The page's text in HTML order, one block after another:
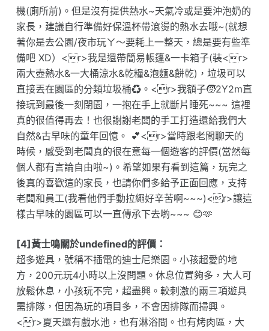
機(廁所前)。但是沒有提供熱水~天氣冷或是要沖泡奶的
家長，建議自行準備好保溫杯帶滾燙的熱水去哦~(就想
著你是去公園/夜市玩ㄚ～要耗上一整天，總是要有些準
備吧 XD）<r>我是還帶簡易帳篷&一卡箱子(裝<r>
兩大壺熱水&一大桶涼水&乾糧&泡麵&餅乾)，垃圾可以
直接丟在園區的分類垃圾桶♻️。<r>我額子🧒2Y2m直
接玩到最後一刻閉園，一抱在手上就斷片睡死~~~ 這裡
真的很值得再去！也很謝謝老闆的手工打造還給我們大
自然&古早味的童年回憶。 💕<r>當時跟老闆聊天的
時候，感受到老闆真的很在意每一個遊客的評價(當然每
個人都有言論自由啦~)。希望如果有看到這篇，玩完之
後真的喜歡這的家長，也請你們多給予正面回應，支持
老闆和員工(我看他們手動拉繩好辛苦啊~~~)<r>讓這
樣古早味的園區可以一直傳承下去喲~~~ 😊🫶
[4]黃士鳴關於undefined的評價：
超多遊具，號稱不插電的迪士尼樂園。小孩超愛的地
方，200元玩4小時以上沒問題。休息位置夠多，大人可
放鬆休息，小孩玩不完，超盡興。較刺激的兩三項遊具
需排隊，但因為玩的項目多，不會因排隊而掃興。
<r>夏天還有戲水池，也有淋浴間。也有烤肉區，大